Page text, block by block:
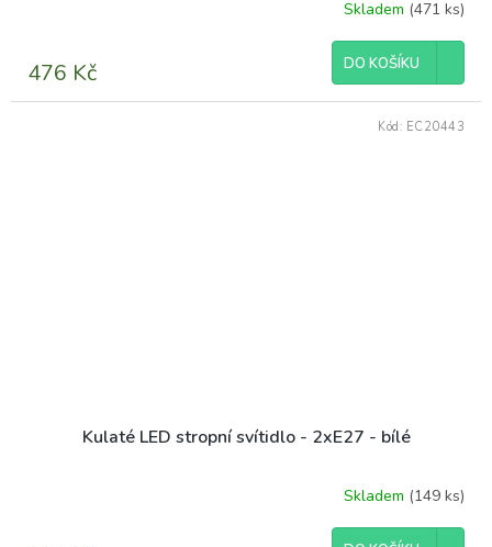
je
Skladem (471 ks)
476 Kč DO KOŠÍKU
Kulaté LED stropní svítidlo - 2xE27 - bílé
Skladem (149 ks)
Kód: EC20443